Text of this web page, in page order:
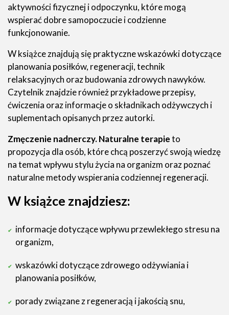
aktywności fizycznej i odpoczynku, które mogą
wspierać dobre samopoczucie i codzienne
funkcjonowanie.
W książce znajdują się praktyczne wskazówki dotyczące
planowania posiłków, regeneracji, technik
relaksacyjnych oraz budowania zdrowych nawyków.
Czytelnik znajdzie również przykładowe przepisy,
ćwiczenia oraz informacje o składnikach odżywczych i
suplementach opisanych przez autorki.
Zmęczenie nadnerczy. Naturalne terapieto
propozycja dla osób, które chcą poszerzyć swoją wiedzę
na temat wpływu stylu życia na organizm oraz poznać
naturalne metody wspierania codziennej regeneracji.
W książce znajdziesz:
informacje dotyczące wpływu przewlekłego stresu na
organizm,
wskazówki dotyczące zdrowego odżywiania i
planowania posiłków,
porady związane z regeneracją i jakością snu,